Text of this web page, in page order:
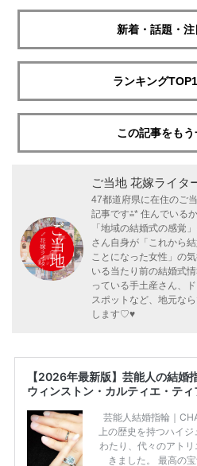
新着・話題・
ランキング
この記事をも
ご当地 花嫁ライタ
47都道府県に在住のご
記事です⁂* 住んでいる
「地域の結婚式の感覚
さん自身が「これから
ことになった女性」の
いる当たり前の結婚式
っている手土産さん、
スポットなど、地元な
します♡♥
【2026年最新版】芸能人の結婚
ウィンストン・カルティエ・テ
芸能人結婚指輪｜
上の歴史を持つハイ
わたり、代々のアト
きました。 最高の